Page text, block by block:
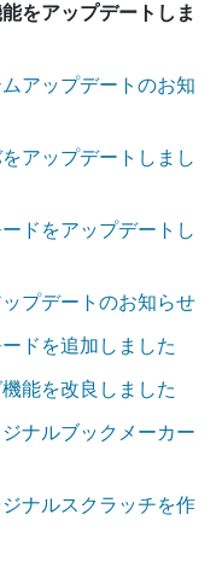
をアップデートしま
アップデートのお知
アップデートしまし
ドをアップデートし
プデートのお知らせ
ドを追加しました
能を改良しました
ナルブックメーカー
ナルスクラッチを作